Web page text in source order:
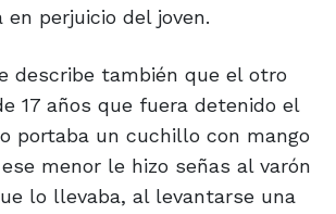
perjuicio del joven.
describe también que el otro
17 años que fuera detenido el
portaba un cuchillo con mango
menor le hizo señas al varón
lo llevaba, al levantarse una